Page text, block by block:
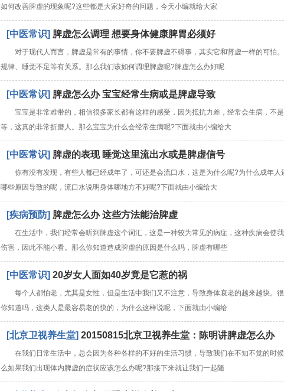
如何改善脾虚的现象呢?这些都是大家好奇的问题，今天小编就给大家
[中医常识] 脾虚怎么调理 想要身体健康脾胃必须好
对于现代人而言，脾虚是常有的事情，你不要脾虚不碍事，其实它和肾虚一样的可怕
规律、睡觉不足等有关系。那么我们该如何调理脾虚呢?脾虚怎么办好呢
[中医常识] 脾虚怎么办 宝宝经常生病或是脾虚导致
宝宝是非常难带的，相信很多家长都有这样的感受，因为抵抗力差，经常会生病，不
等，这真的非常折磨人。那么宝宝为什么会经常生病呢?下面就由小编给大
[中医常识] 脾虚的表现 睡觉这里流出水或是脾虚信号
你有没有发现，有些人都已经成年了，可还是会流口水，这是为什么呢?为什么成年人
哪些原因导致的呢，流口水说明身体哪地方不好呢?下面就由小编给大
[疾病预防] 脾虚怎么办 这些方法能治脾虚
在生活中，我们经常会听到脾虚这个词汇，这是一种较为常见的病症，这种疾病会使
伤害，因此不能小看。那么你知道造成脾虚的原因是什么吗，脾虚有哪些
[中医常识] 20岁女人面如40岁竟是它惹的祸
每个人都怕老，尤其是女性，但是生活中我们又不注意，导致身体衰老的越来越快。
你知道吗，这类人是最容易老的快的，为什么这样说呢，下面就由小编给
[北京卫视养生堂] 20150815北京卫视养生堂：陈明讲脾虚怎么办
在我们日常生活中，总会因为各种各样的不好的生活习惯，导致我们在不知不觉的时
么如果我们出现体内脾虚的症状应该怎么办呢?那接下来就让我们一起随